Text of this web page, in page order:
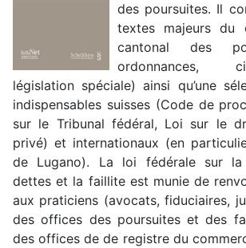
des poursuites. Il
textes majeurs du
cantonal des
ordonnances,
législation spéciale) ainsi qu’une
indispensables suisses (Code de
sur le Tribunal fédéral, Loi sur le
privé) et internationaux (en
de Lugano). La loi fédérale sur la
dettes et la faillite est munie de
aux praticiens (avocats, fiduciaires,
des offices des poursuites et des
des offices de de registre du